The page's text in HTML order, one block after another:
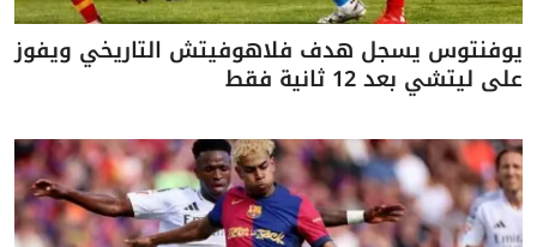
يوفنتوس يسجل هدف فلاهوفيتش التاريخي ويفوز
على ليتشي بعد 12 ثانية فقط